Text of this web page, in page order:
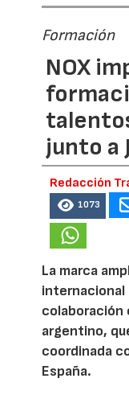
Formación
NOX
junto a
Redacción
1073
La marca
internacional
colaboración
argentino,
coordinada
España.